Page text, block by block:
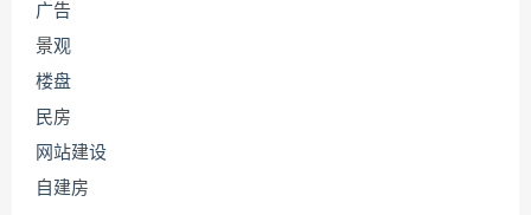
广告
景观
楼盘
民房
网站建设
自建房